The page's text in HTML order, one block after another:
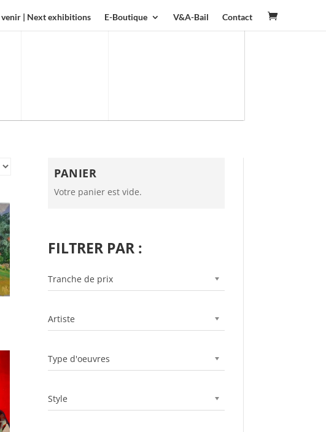
venir | Next exhibitions E-Boutique V&A-Bail Contact
PANIER
Votre panier est vide.
FILTRER PAR :
Tranche de prix
Artiste
Type d'oeuvres
Style